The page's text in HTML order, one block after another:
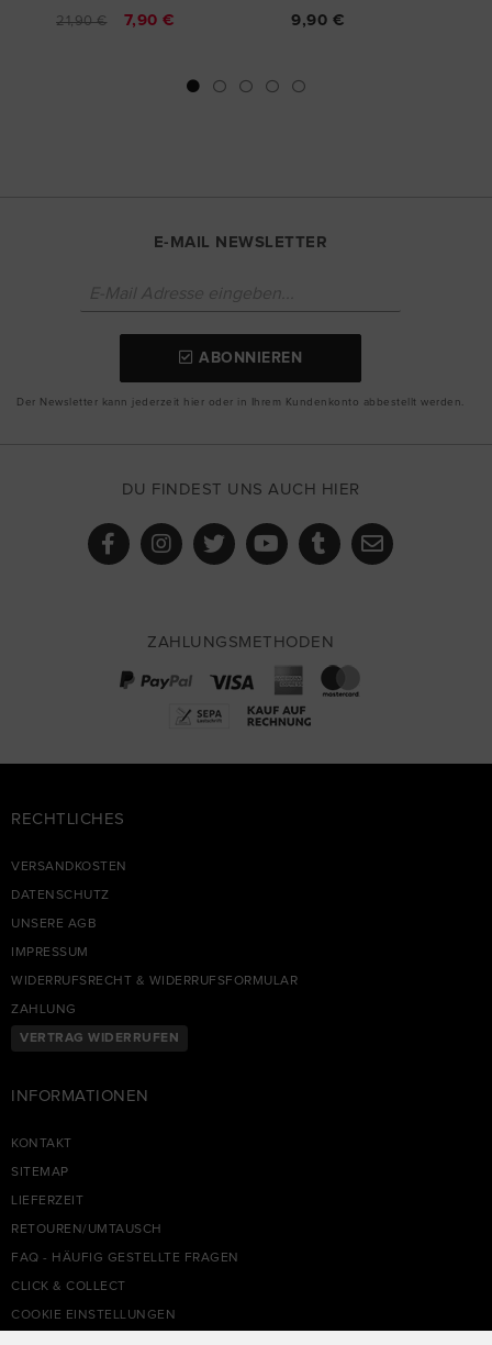
21,90 € 7,90 € 9,90 €
E-MAIL NEWSLETTER
ABONNIEREN
Der Newsletter kann jederzeit hier oder in Ihrem Kundenkonto abbestellt werden.
DU FINDEST UNS AUCH HIER
ZAHLUNGSMETHODEN
RECHTLICHES
VERSANDKOSTEN
DATENSCHUTZ
UNSERE AGB
IMPRESSUM
WIDERRUFSRECHT & WIDERRUFSFORMULAR
ZAHLUNG
VERTRAG WIDERRUFEN
INFORMATIONEN
KONTAKT
SITEMAP
LIEFERZEIT
RETOUREN/UMTAUSCH
FAQ - HÄUFIG GESTELLTE FRAGEN
CLICK & COLLECT
COOKIE EINSTELLUNGEN